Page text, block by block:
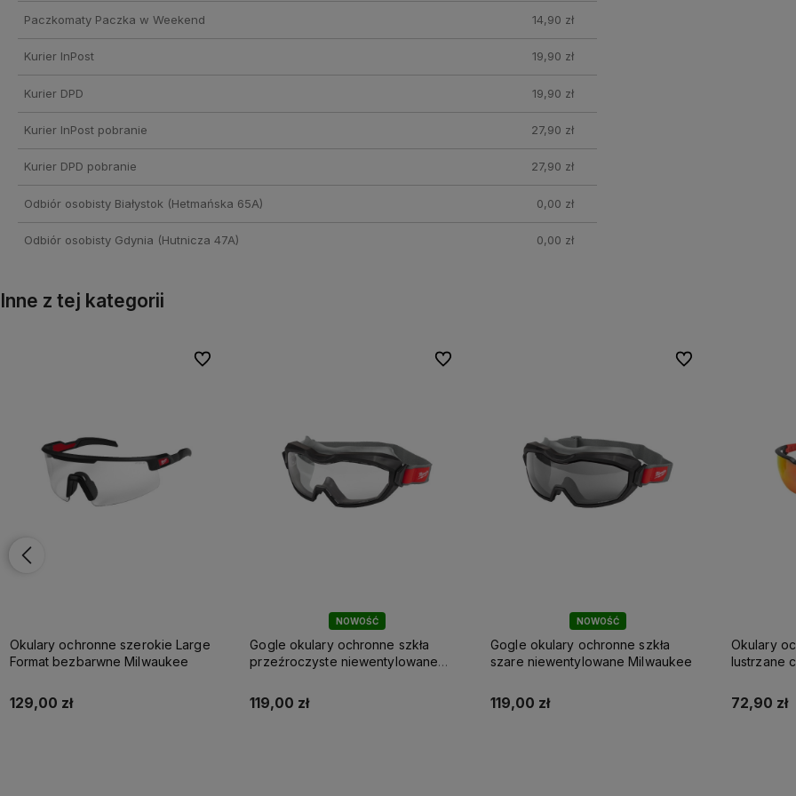
Paczkomaty Paczka w Weekend 14,90 zł
Kurier InPost 19,90 zł
Kurier DPD 19,90 zł
Kurier InPost pobranie 27,90 zł
Kurier DPD pobranie 27,90 zł
Odbiór osobisty Białystok (Hetmańska 65A) 0,00 zł
Odbiór osobisty Gdynia (Hutnicza 47A) 0,00 zł
Inne z tej kategorii
Okulary ochronne szerokie Large
Format bezbarwne Milwaukee
129,00 zł
Do ulubionych
Do ulubionych
NOWOŚĆ
Gogle okulary ochronne szkła
przeźroczyste niewentylowane
119,00 zł
Do ulubionych
Do ulubionych
NOWOŚĆ
Gogle okulary ochronne szkła
szare niewentylowane Milwaukee
119,00 zł
Do ulubionych
Do ulubionych
Okulary
lustrzane
72,90 zł